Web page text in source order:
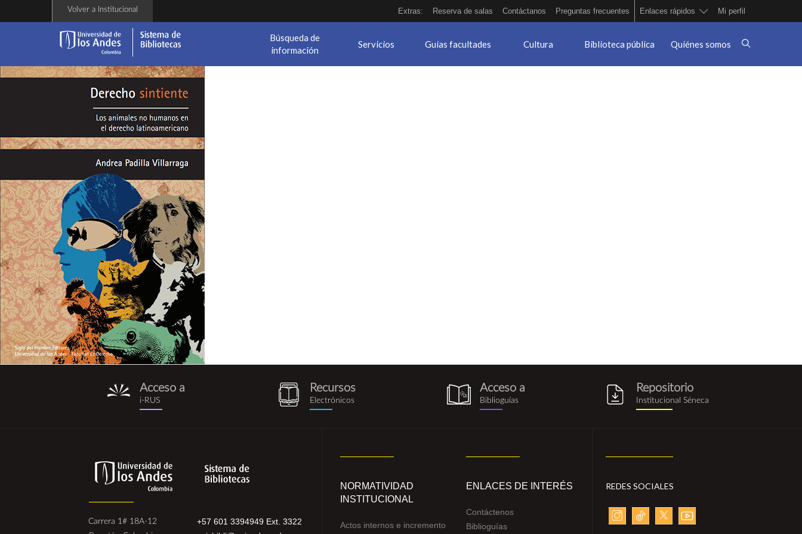
Volver a Institucional Extras: Reserva de salas Contáctanos Preguntas frecuentes Enlaces rápidos Mi perfil
Búsqueda de
información
Servicios Guías facultades Cultura Biblioteca pública Quiénes somos
i-
rus.png
Acceso a
i-RUS recursos_electronicos.png
Recursos
Electrónicos biblioguia.png
Acceso a
Biblioguías
Repositorio
Institucional Séneca
Carrera 1# 18A-12
+57 601 3394949 Ext. 3322
NORMATIVIDAD
INSTITUCIONAL
Actos internos e incremento
ENLACES DE INTERÉS
Contáctenos
Biblioguías
REDES SOCIALES